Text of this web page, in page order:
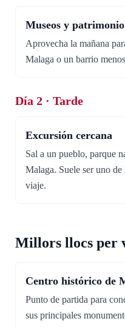
Museos y
Aprovecha la mañana
Malaga o un barrio
Día 2 · Tarde
Excursión cercana
Sal a un pueblo, parque
Malaga. Suele ser uno
viaje.
Millors llocs per
Centro histórico de
Punto de partida para
sus principales